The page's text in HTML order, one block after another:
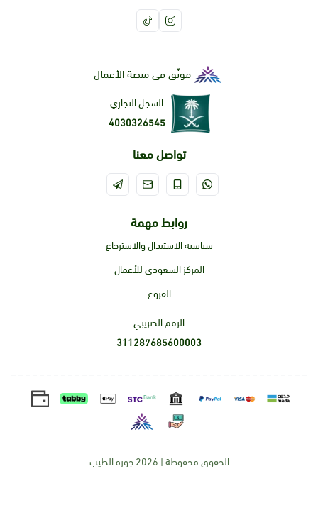
موثّق في منصة الأعمال
السجل التجاري
4030326545
تواصل معنا
روابط مهمة
سياسية الاستبدال والاسترجاع
المركز السعودي للأعمال
الفروع
الرقم الضريبي
311287685600003
الحقوق محفوظة | 2026 جوزة الطيب